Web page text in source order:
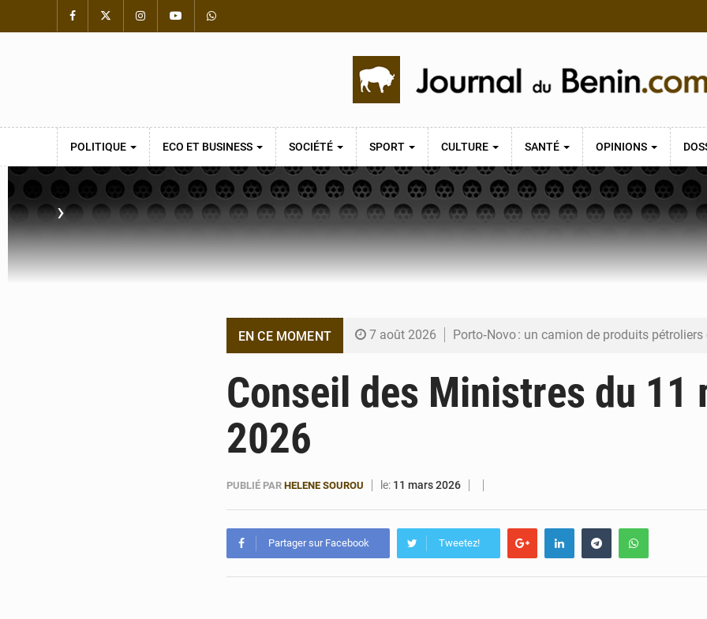
POLITIQUE ECO ET BUSINESS SOCIÉTÉ SPORT CULTURE SANTÉ OPINIONS
›
EN CE MOMENT 7 août 2026 Porto‑Novo : un camion de produits
6 août 2026 Bénin : Djogbénou inspecte le chantier du
Conseil des Ministres du 11
2026
PUBLIÉ PAR HELENE SOUROU le: 11 mars 2026
Partager sur Facebook Tweetez!